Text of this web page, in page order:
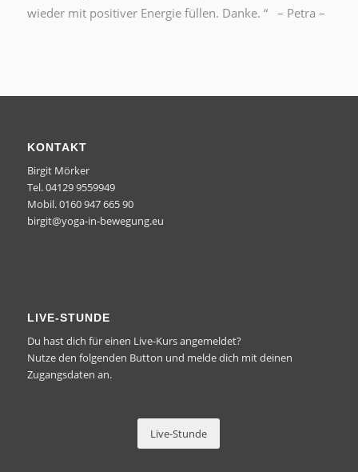
wieder mit positiver Energie füllen. Danke. “ – Petra –
KONTAKT
Birgit Mörker
Tel. 04129 9559949
Mobil. 0160 947 665 90
birgit@yoga-in-bewegung.eu
LIVE-STUNDE
Du hast dich für einen Live-Kurs angemeldet?
Nutze den folgenden Button und melde dich mit deinen
Zugangsdaten an.
Live-Stunde